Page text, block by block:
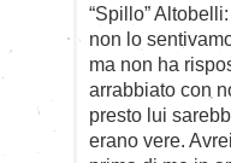
“Spillo”
non lo
ma non ha
arrabbiato con
presto lui
erano vere.